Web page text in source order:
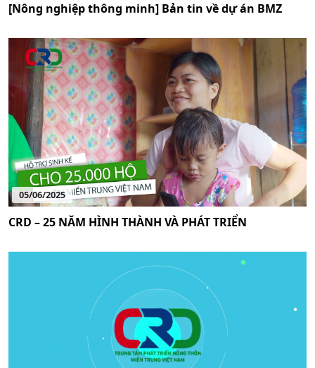
[Nông nghiệp thông minh] Bản tin về dự án BMZ
05/06/2025
CRD – 25 NĂM HÌNH THÀNH VÀ PHÁT TRIỂN